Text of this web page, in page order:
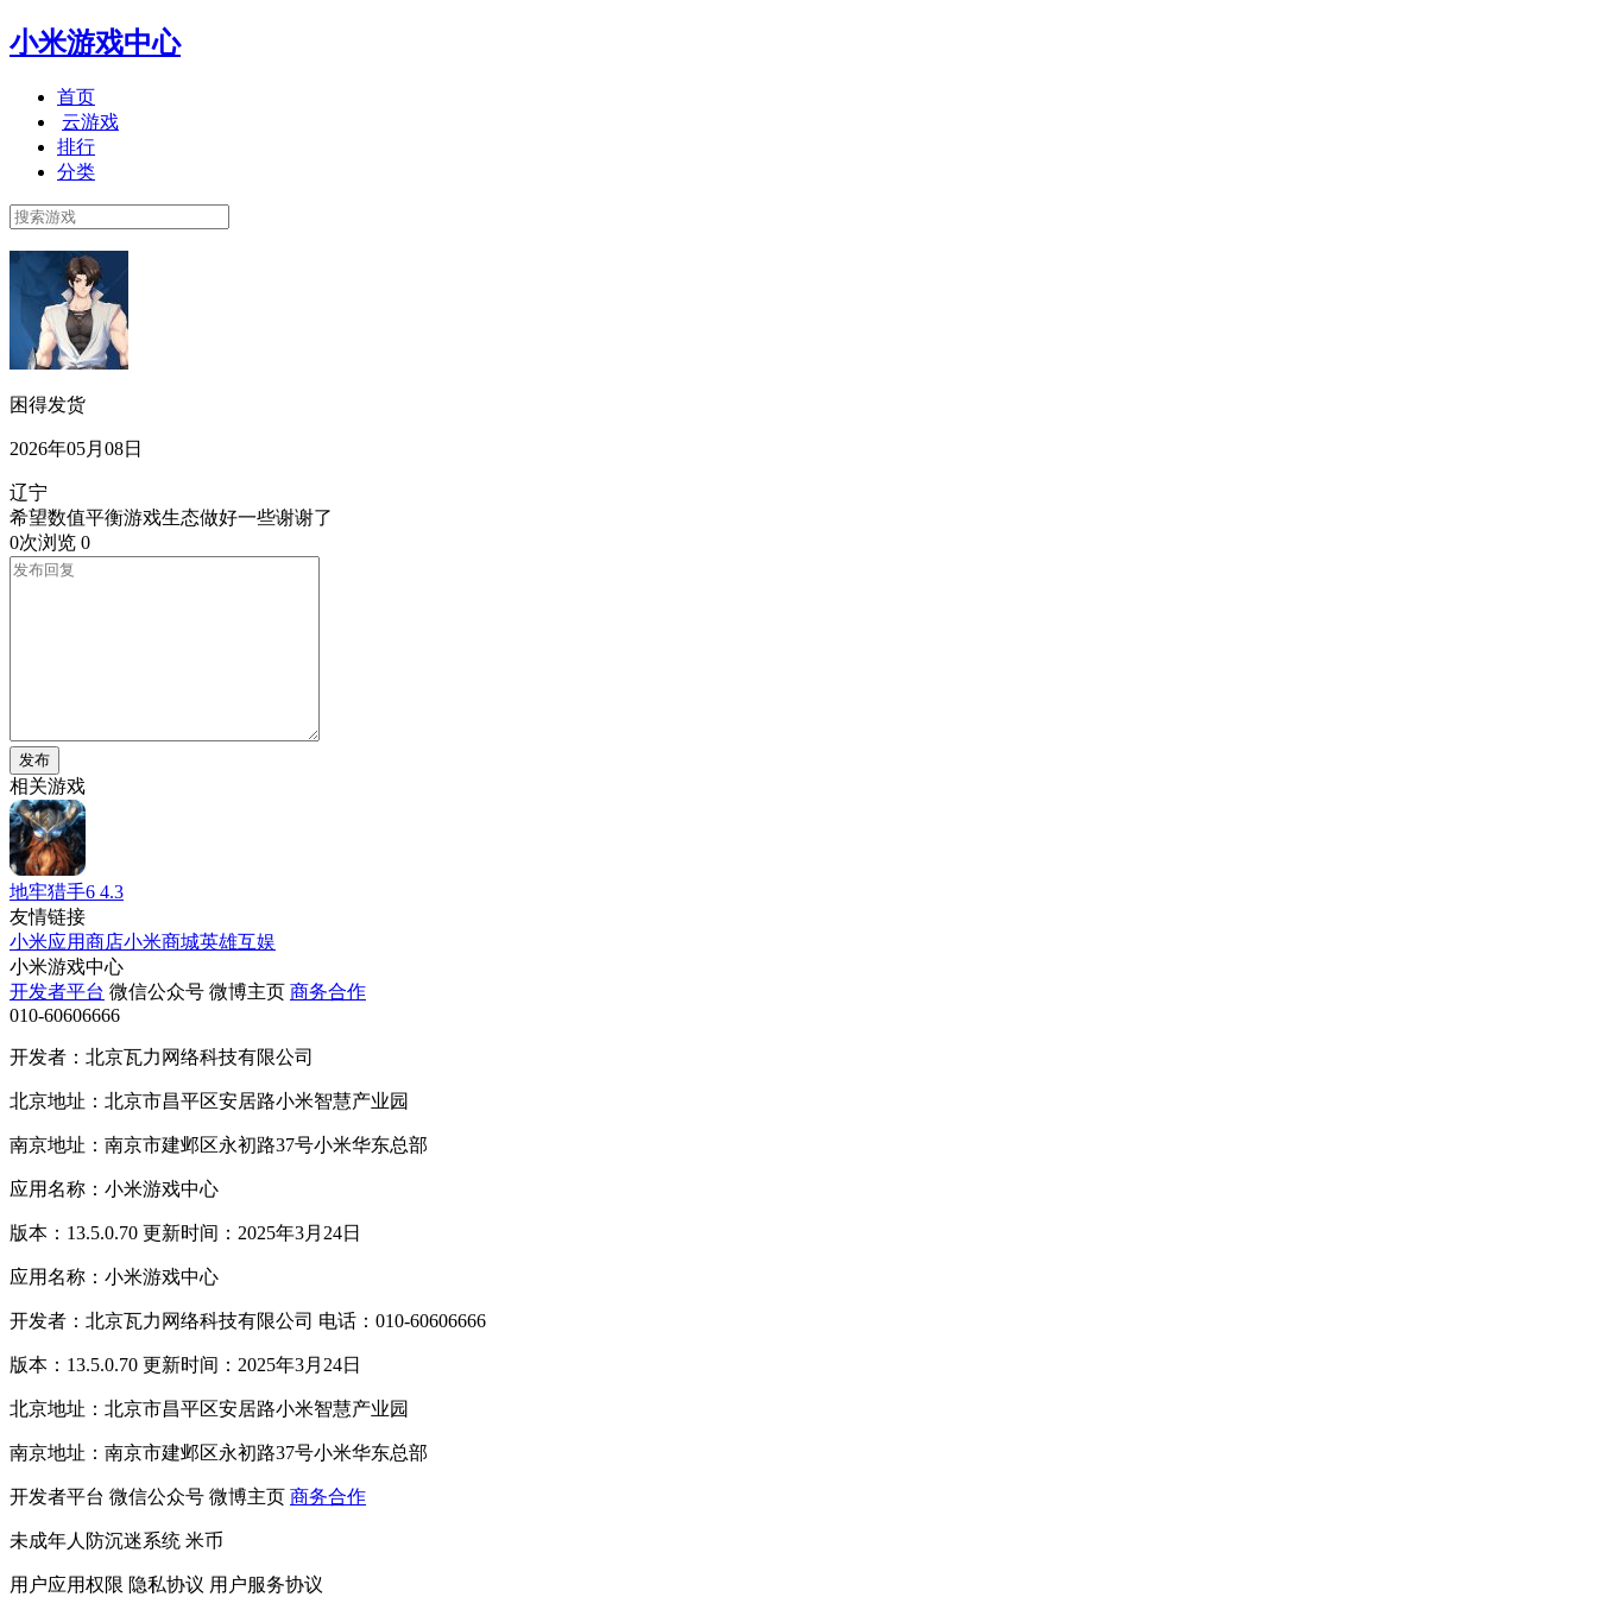
小米游戏中心
首页
云游戏
排行
分类
困得发货
2026年05月08日
辽宁
希望数值平衡游戏生态做好一些谢谢了
0次浏览 0
发布
相关游戏
地牢猎手6 4.3
友情链接
小米应用商店小米商城英雄互娱
小米游戏中心
开发者平台 微信公众号 微博主页 商务合作
010-60606666
开发者：北京瓦力网络科技有限公司
北京地址：北京市昌平区安居路小米智慧产业园
南京地址：南京市建邺区永初路37号小米华东总部
应用名称：小米游戏中心
版本：13.5.0.70 更新时间：2025年3月24日
应用名称：小米游戏中心
开发者：北京瓦力网络科技有限公司 电话：010-60606666
版本：13.5.0.70 更新时间：2025年3月24日
北京地址：北京市昌平区安居路小米智慧产业园
南京地址：南京市建邺区永初路37号小米华东总部
开发者平台 微信公众号 微博主页 商务合作
未成年人防沉迷系统 米币
用户应用权限 隐私协议 用户服务协议